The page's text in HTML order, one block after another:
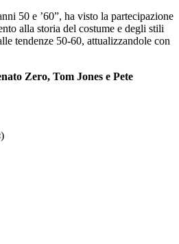
50 e ’60”, ha visto la partecipazione
alla storia del costume e degli stili
tendenze 50-60, attualizzandole con
Zero, Tom Jones e Pete
)